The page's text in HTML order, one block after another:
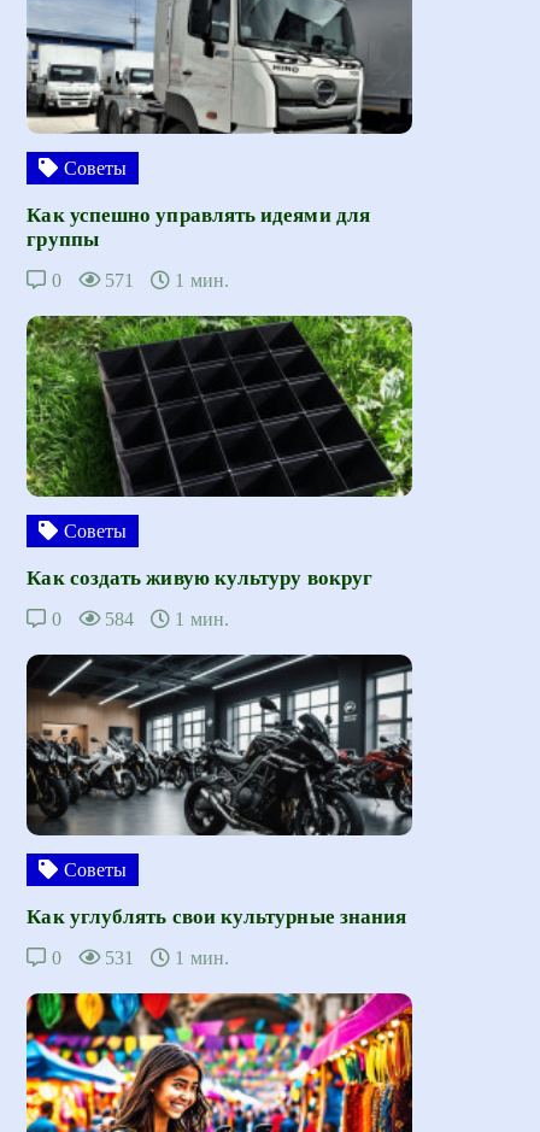
Советы
Как успешно управлять идеями для
группы
0 571 1 мин.
Советы
Как создать живую культуру вокруг
0 584 1 мин.
Советы
Как углублять свои культурные знания
0 531 1 мин.